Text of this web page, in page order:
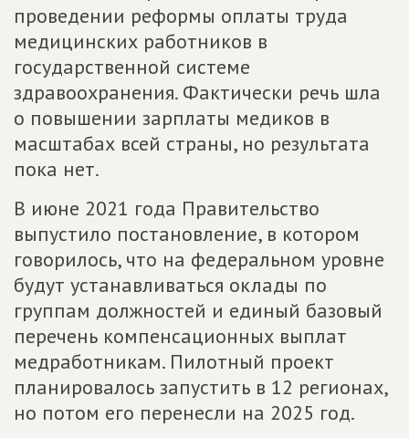
проведении реформы оплаты труда
медицинских работников в
государственной системе
здравоохранения. Фактически речь шла
о повышении зарплаты медиков в
масштабах всей страны, но результата
пока нет.
В июне 2021 года Правительство
выпустило постановление, в котором
говорилось, что на федеральном уровне
будут устанавливаться оклады по
группам должностей и единый базовый
перечень компенсационных выплат
медработникам. Пилотный проект
планировалось запустить в 12 регионах,
но потом его перенесли на 2025 год.